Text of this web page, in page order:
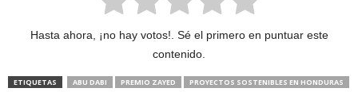
Hasta ahora, ¡no hay votos!. Sé el primero en puntuar este
contenido.
ETIQUETAS ABU DABI PREMIO ZAYED PROYECTOS SOSTENIBLES EN HONDURAS